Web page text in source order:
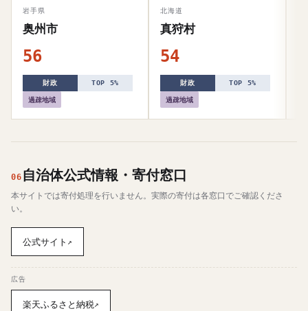
岩手県
奥州市
56
財政 TOP 5%
過疎地域
北海道
真狩村
54
財政 TOP 5%
過疎地域
06 自治体公式情報・寄付窓口
本サイトでは寄付処理を行いません。実際の寄付は各窓口でご確認くださ
い。
公式サイト ↗
広告
楽天ふるさと納税↗